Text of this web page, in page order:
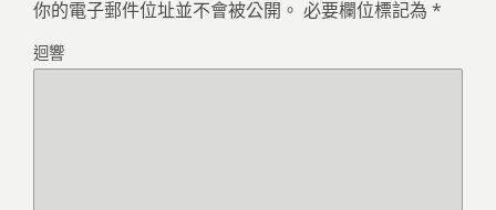
你的電子郵件位址並不會被公開。 必要欄位標記為 *
迴響